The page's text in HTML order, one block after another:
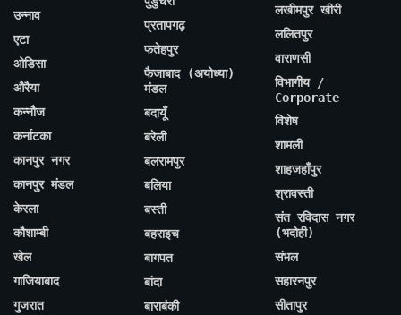
उन्नाव
एटा
ओडिसा
औरैया
कन्नौज
कर्नाटका
कानपुर नगर
कानपुर मंडल
केरला
कौशाम्बी
खेल
गाजियाबाद
गुजरात
प्रतापगढ़
फतेहपुर
फैजाबाद (अयोध्या)
मंडल
बदायूँ
बरेली
बलरामपुर
बलिया
बस्ती
बहराइच
बागपत
बांदा
बाराबंकी
लखीमपुर खीरी
ललितपुर
वाराणसी
विभागीय /
Corporate
विशेष
शामली
शाहजहाँपुर
श्रावस्ती
संत रविदास नगर
(भदोही)
संभल
सहारनपुर
सीतापुर